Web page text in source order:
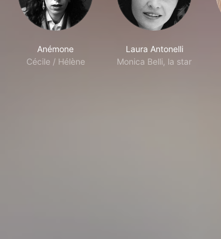
Anémone
Cécile / Hélène
Laura Antonelli
Monica Belli, la star